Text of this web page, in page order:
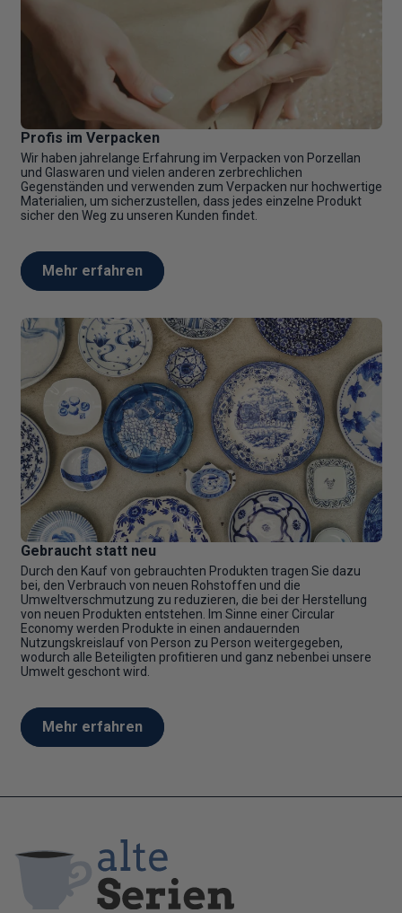
Profis im Verpacken
Wir haben jahrelange Erfahrung im Verpacken von Porzellan
und Glaswaren und vielen anderen zerbrechlichen
Gegenständen und verwenden zum Verpacken nur hochwertige
Materialien, um sicherzustellen, dass jedes einzelne Produkt
sicher den Weg zu unseren Kunden findet.
Mehr erfahren
Gebraucht statt neu
Durch den Kauf von gebrauchten Produkten tragen Sie dazu
bei, den Verbrauch von neuen Rohstoffen und die
Umweltverschmutzung zu reduzieren, die bei der Herstellung
von neuen Produkten entstehen. Im Sinne einer Circular
Economy werden Produkte in einen andauernden
Nutzungskreislauf von Person zu Person weitergegeben,
wodurch alle Beteiligten profitieren und ganz nebenbei unsere
Umwelt geschont wird.
Mehr erfahren